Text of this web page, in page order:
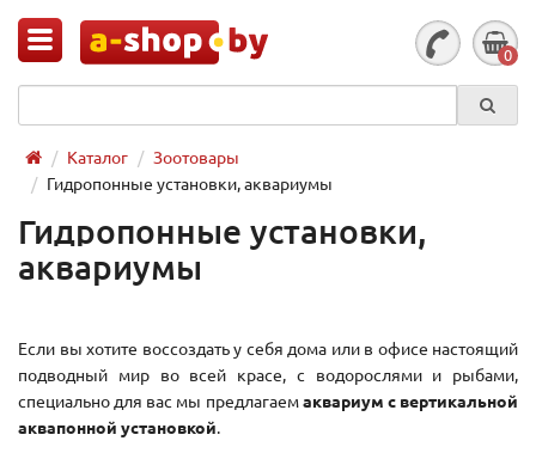
0
Каталог
Зоотовары
Гидропонные установки, аквариумы
Гидропонные установки,
аквариумы
Если вы хотите воссоздать у себя дома или в офисе настоящий
подводный мир во всей красе, с водорослями и рыбами,
специально для вас мы предлагаемаквариум с вертикальной
аквапонной установкой.